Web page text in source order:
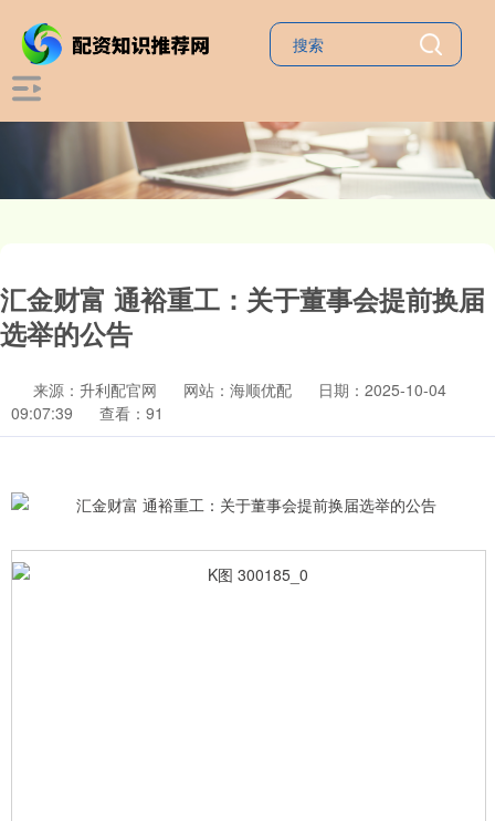
汇金财富 通裕重工：关于董事会提前换届
选举的公告
来源：升利配官网 网站：海顺优配
日期：2025-10-04
09:07:39
查看：91